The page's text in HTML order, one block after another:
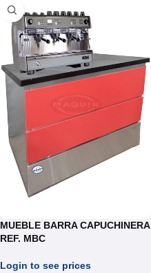
MUEBLE BARRA CAPUCHINERA
REF. MBC
Login to see prices